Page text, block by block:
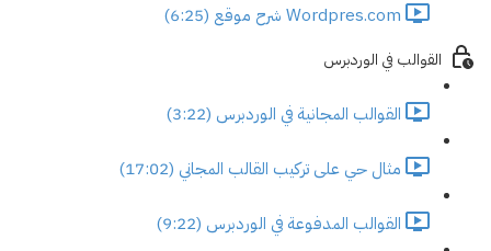
Wordpres.com شرح موقع (6:25)
القوالب في الوردبرس
القوالب المجانية في الوردبرس (3:22)
مثال حي على تركيب القالب المجاني (17:02)
القوالب المدفوعة في الوردبرس (9:22)